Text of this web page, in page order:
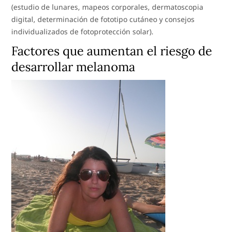
(estudio de lunares, mapeos corporales, dermatoscopia
digital, determinación de fototipo cutáneo y consejos
individualizados de fotoprotección solar).
Factores que aumentan el riesgo de
desarrollar melanoma